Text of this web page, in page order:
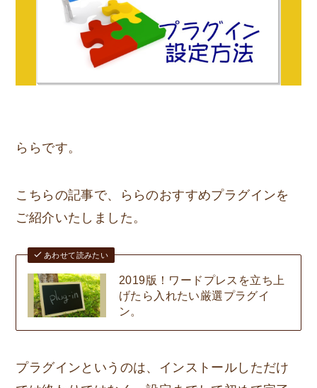
ららです。
こちらの記事で、ららのおすすめプラグインを
ご紹介いたしました。
あわせて読みたい
2019版！ワードプレスを立ち上
げたら入れたい厳選プラグイ
ン。
プラグインというのは、インストールしただけ